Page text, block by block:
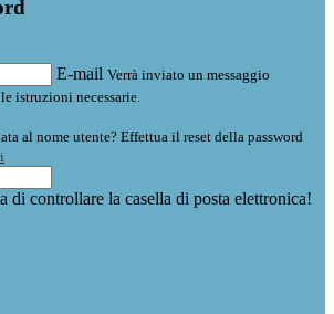
E-mail Verrà inviato un messaggio
istruzioni necessarie.
al nome utente? Effettua il reset della password
di controllare la casella di posta elettronica!